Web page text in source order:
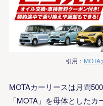
引用：
MOTAカーリースは月間
「MOTA」を母体としたカ